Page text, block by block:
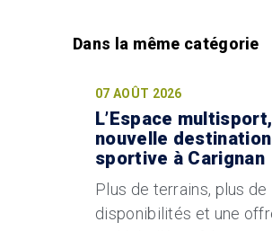
07 AOÛT 2026
L’Espace
nouvelle destination
sportive à Carignan
Plus de terrains, plus de
disponibilités et une